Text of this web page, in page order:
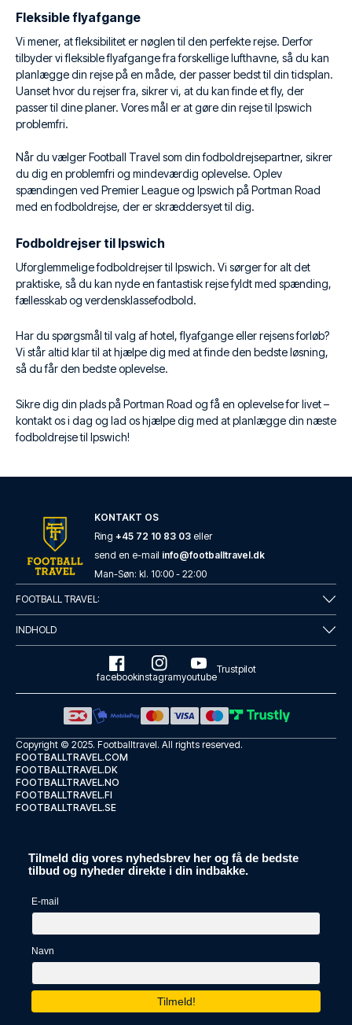
Fleksible flyafgange
Vi mener, at fleksibilitet er nøglen til den perfekte rejse. Derfor
tilbyder vi fleksible flyafgange fra forskellige lufthavne, så du kan
planlægge din rejse på en måde, der passer bedst til din tidsplan.
Uanset hvor du rejser fra, sikrer vi, at du kan finde et fly, der
passer til dine planer. Vores mål er at gøre din rejse til Ipswich
problemfri.
Når du vælger Football Travel som din fodboldrejsepartner, sikrer
du dig en problemfri og mindeværdig oplevelse. Oplev
spændingen ved Premier League og Ipswich på Portman Road
med en fodboldrejse, der er skræddersyet til dig.
Fodboldrejser til Ipswich
Uforglemmelige fodboldrejser til Ipswich. Vi sørger for alt det
praktiske, så du kan nyde en fantastisk rejse fyldt med spænding,
fællesskab og verdensklassefodbold.
Har du spørgsmål til valg af hotel, flyafgange eller rejsens forløb?
Vi står altid klar til at hjælpe dig med at finde den bedste løsning,
så du får den bedste oplevelse.
Sikre dig din plads på Portman Road og få en oplevelse for livet –
kontakt os i dag og lad os hjælpe dig med at planlægge din næste
fodboldrejse til Ipswich!
KONTAKT OS
Ring +45 72 10 83 03 eller
send en e-mail info@footballtravel.dk
Man-Søn: kl. 10:00 - 22:00
FOOTBALL TRAVEL:
INDHOLD
facebookinstagramyoutube
Trustpilot
Copyright © 2025. Footballtravel. All rights reserved.
FOOTBALLTRAVEL.COM
FOOTBALLTRAVEL.DK
FOOTBALLTRAVEL.NO
FOOTBALLTRAVEL.FI
FOOTBALLTRAVEL.SE
Tilmeld dig vores nyhedsbrev her og få de bedste
tilbud og nyheder direkte i din indbakke.
E-mail
Navn